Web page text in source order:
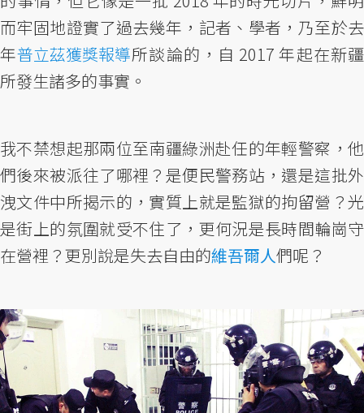
而牢固地證實了過去幾年，記者、學者，乃至於去
年普立茲獲獎報導所談論的，自 2017 年起在新疆
所發生諸多的事實。
我不禁想起那兩位至南疆綠洲赴任的年輕警察，他
們後來被派往了哪裡？是便民警務站，還是這批外
洩文件中所揭示的，實質上就是監獄的拘留營？光
是街上的氛圍就受不住了，更何況是長時間輪崗守
在營裡？更別說是失去自由的維吾爾人們呢？